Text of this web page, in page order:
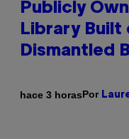
Publicly
Library Built
Dismantled
hace 3 horasPor